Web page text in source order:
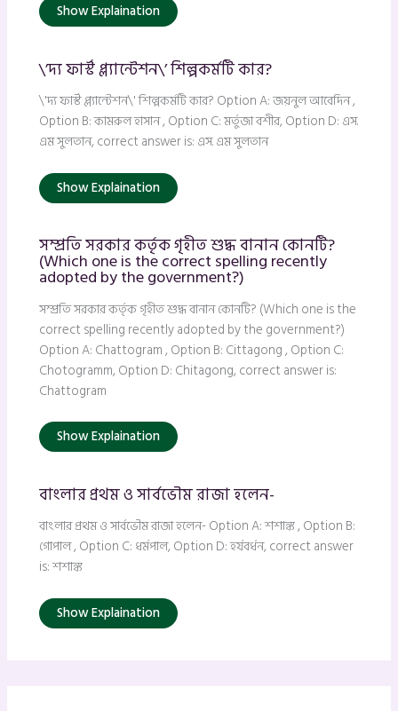
Show Explaination
\’দ্য ফার্স্ট প্ল্যান্টেশন\’ শিল্পকর্মটি কার?
\'দ্য ফার্স্ট প্ল্যান্টেশন\' শিল্পকর্মটি কার? Option A: জয়নুল আবেদিন ,
Option B: কামরুল হাসান , Option C: মর্তুজা বশীর, Option D: এস.
এম সুলতান, correct answer is: এস. এম সুলতান
Show Explaination
সম্প্রতি সরকার কর্তৃক গৃহীত শুদ্ধ বানান কোনটি?
(Which one is the correct spelling recently
adopted by the government?)
সম্প্রতি সরকার কর্তৃক গৃহীত শুদ্ধ বানান কোনটি? (Which one is the
correct spelling recently adopted by the government?)
Option A: Chattogram , Option B: Cittagong , Option C:
Chotogramm, Option D: Chitagong, correct answer is:
Chattogram
Show Explaination
বাংলার প্রথম ও সার্বভৌম রাজা হলেন-
বাংলার প্রথম ও সার্বভৌম রাজা হলেন- Option A: শশাঙ্ক , Option B:
গোপাল , Option C: ধর্মপাল, Option D: হর্যবর্ধন, correct answer
is: শশাঙ্ক
Show Explaination